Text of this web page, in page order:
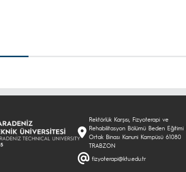
Rektörlük Karşısı, Fizyoterapi ve
Rehabilitasyon Bölümü Beden Eğitimi
Ortak Binası Kanuni Kampüsü 61080
TRABZON
fizyoterapi@ktu.edu.tr